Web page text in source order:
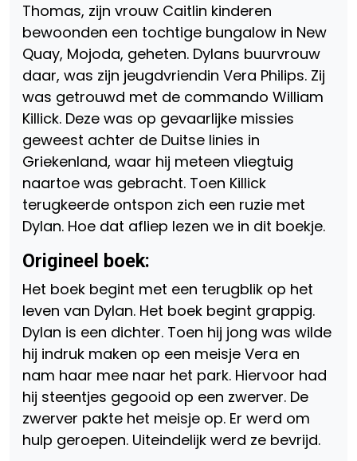
Thomas, zijn vrouw Caitlin kinderen
bewoonden een tochtige bungalow in New
Quay, Mojoda, geheten. Dylans buurvrouw
daar, was zijn jeugdvriendin Vera Philips. Zij
was getrouwd met de commando William
Killick. Deze was op gevaarlijke missies
geweest achter de Duitse linies in
Griekenland, waar hij meteen vliegtuig
naartoe was gebracht. Toen Killick
terugkeerde ontspon zich een ruzie met
Dylan. Hoe dat afliep lezen we in dit boekje.
Origineel boek:
Het boek begint met een terugblik op het
leven van Dylan. Het boek begint grappig.
Dylan is een dichter. Toen hij jong was wilde
hij indruk maken op een meisje Vera en
nam haar mee naar het park. Hiervoor had
hij steentjes gegooid op een zwerver. De
zwerver pakte het meisje op. Er werd om
hulp geroepen. Uiteindelijk werd ze bevrijd.